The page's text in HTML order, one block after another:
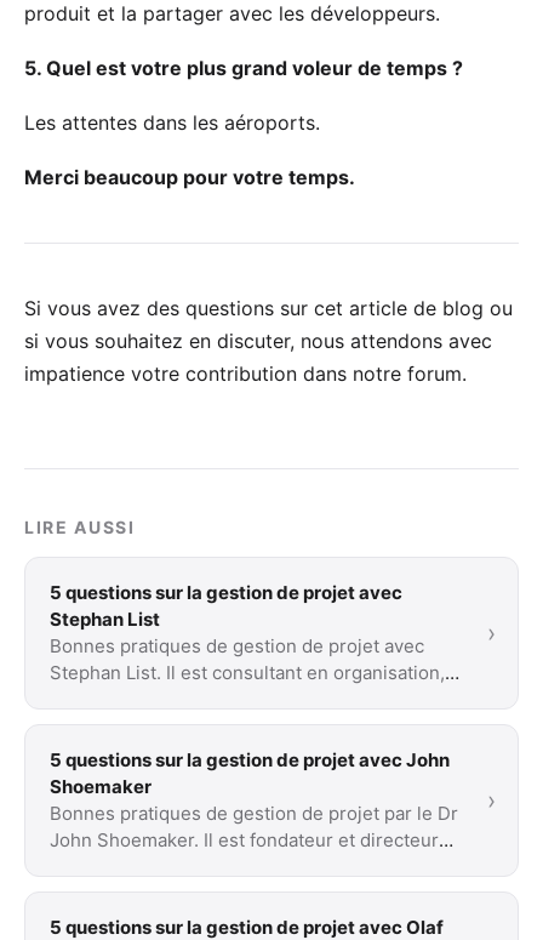
produit et la partager avec les développeurs.
5. Quel est votre plus grand voleur de temps ?
Les attentes dans les aéroports.
Merci beaucoup pour votre temps.
Si vous avez des questions sur cet article de blog ou
si vous souhaitez en discuter, nous attendons avec
impatience votre contribution dans notre forum.
LIRE AUSSI
5 questions sur la gestion de projet avec
Stephan List
Bonnes pratiques de gestion de projet avec
Stephan List. Il est consultant en organisation,
›
5 questions sur la gestion de projet avec John
Shoemaker
Bonnes pratiques de gestion de projet par le Dr
John Shoemaker. Il est fondateur et directeur
›
5 questions sur la gestion de projet avec Olaf